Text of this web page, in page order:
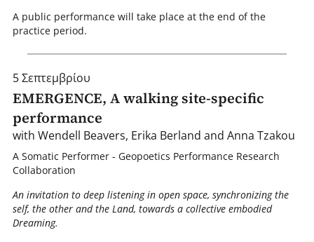
A public performance will take place at the end of the
practice period.
5 Σεπτεμβρίου
EMERGENCE, A walking site-specific
performance
with Wendell Beavers, Erika Berland and Anna Tzakou
A Somatic Performer - Geopoetics Performance Research
Collaboration
An invitation to deep listening in open space, synchronizing the
self, the other and the Land, towards a collective embodied
Dreaming.